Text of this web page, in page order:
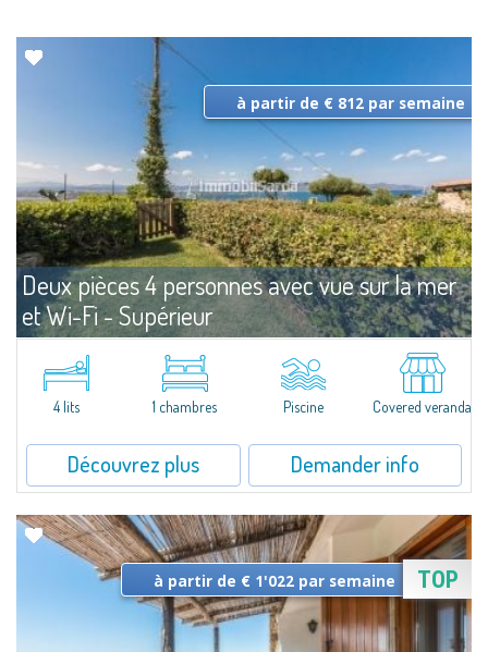
Deux pièces 4 personnes avec vue sur la mer
et Wi-Fi - Supérieur
Capo Ceraso Louer
Entièrement rénovées et dotées de tous conforts, les solutions Superior en
location offrent de grands espaces intérieurs comme extérieurs,avec de
grandes ouvertures pour faire entrer un maximum de...
à partir de € 812 par semaine
4 lits 1 chambres Piscine Covered veranda
Découvrez plus Demander info
TOP
à partir de € 1'022 par semaine